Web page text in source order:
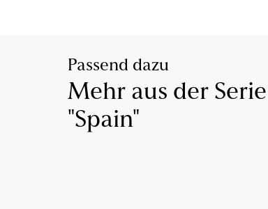
Passend dazu
Mehr aus der Serie
"Spain"